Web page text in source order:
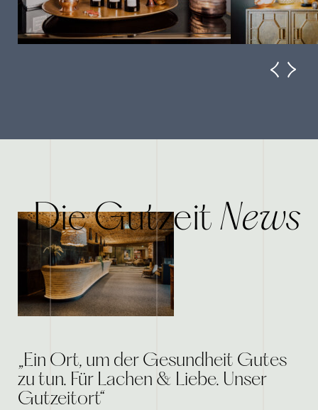
Die GutzeitNews
„Ein Ort, um der Gesundheit Gutes
zu tun. Für Lachen & Liebe. Unser
Gutzeitort“